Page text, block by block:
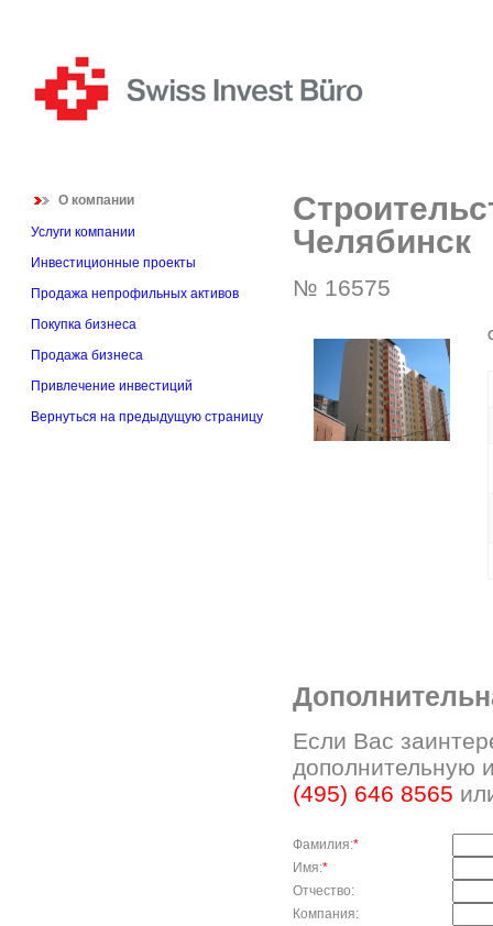
О компании
Услуги компании
Инвестиционные проекты
Продажа непрофильных активов
Покупка бизнеса
Продажа бизнеса
Привлечение инвестиций
Вернуться на предыдущую страницу
Челябинск
№ 16575
Если Вас
дополнительную
(495) 646 8565
Фамилия:*
Имя:*
Отчество:
Компания: